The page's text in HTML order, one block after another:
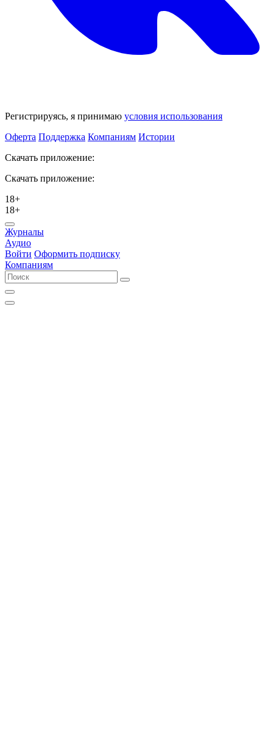
Регистрируясь, я принимаю условия использования
Оферта Поддержка Компаниям Истории
Скачать приложение:
Скачать приложение:
18+
18+
Журналы
Аудио
Войти Оформить подписку
Компаниям